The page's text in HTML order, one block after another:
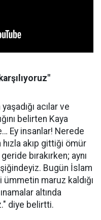
acılar ve
belirten Kaya
Ey insanlar! Nerede
hızla akıp gittiği ömür
bırakırken; aynı
Bugün İslam
ümmetin maruz kaldığı
altında
diye belirtti.